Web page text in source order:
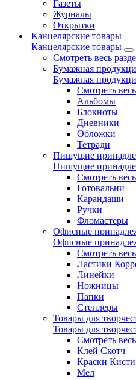
Газеты
Журналы
Открытки
Канцелярские товары
Канцелярские товары
Смотреть весь
Бумажная
Бумажная
Смотреть
Альбомы
Блокноты
Дневники
Обложки
Тетради
Пишущие
Пишущие
Смотреть
Готовальни
Карандаши
Ручки
Фломастеры
Офисные
Офисные
Смотреть
Ластики
Линейки
Ножницы
Папки
Степлеры
Товары для
Товары для
Смотреть
Клей Скотч
Краски Кисти
Мел